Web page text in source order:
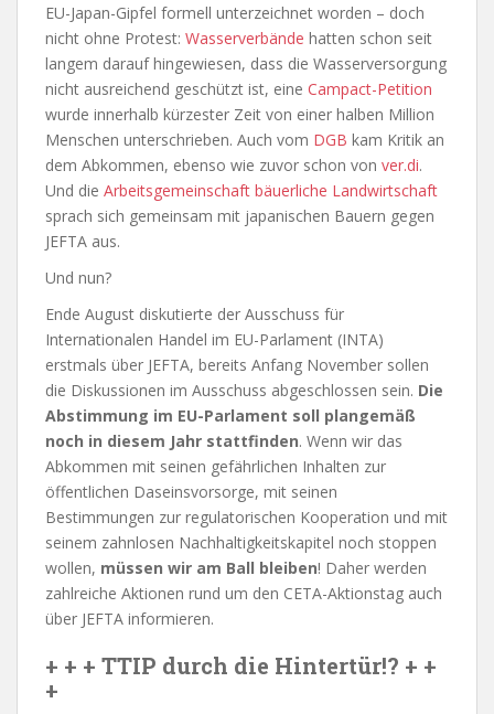
EU-Japan-Gipfel formell unterzeichnet worden – doch
nicht ohne Protest: Wasserverbände hatten schon seit
langem darauf hingewiesen, dass die Wasserversorgung
nicht ausreichend geschützt ist, eine Campact-Petition
wurde innerhalb kürzester Zeit von einer halben Million
Menschen unterschrieben. Auch vom DGB kam Kritik an
dem Abkommen, ebenso wie zuvor schon von ver.di.
Und die Arbeitsgemeinschaft bäuerliche Landwirtschaft
sprach sich gemeinsam mit japanischen Bauern gegen
JEFTA aus.
Und nun?
Ende August diskutierte der Ausschuss für
Internationalen Handel im EU-Parlament (INTA)
erstmals über JEFTA, bereits Anfang November sollen
die Diskussionen im Ausschuss abgeschlossen sein. Die
Abstimmung im EU-Parlament soll plangemäß
noch in diesem Jahr stattfinden. Wenn wir das
Abkommen mit seinen gefährlichen Inhalten zur
öffentlichen Daseinsvorsorge, mit seinen
Bestimmungen zur regulatorischen Kooperation und mit
seinem zahnlosen Nachhaltigkeitskapitel noch stoppen
wollen, müssen wir am Ball bleiben! Daher werden
zahlreiche Aktionen rund um den CETA-Aktionstag auch
über JEFTA informieren.
+ + + TTIP durch die Hintertür!? + +
+